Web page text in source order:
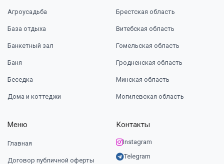
Агроусадьба
База отдыха
Банкетный зал
Баня
Беседка
Дома и коттеджи
Брестская область
Витебская область
Гомельская область
Гродненская область
Минская область
Могилевская область
Меню
Главная
Договор публичной оферты
Контакты
Instagram
Telegram